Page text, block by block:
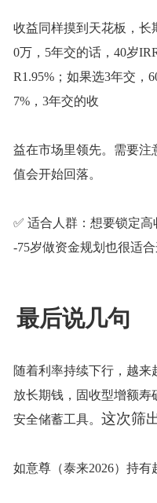
收益同样摸到天花板，长
0万，5年交的话，40岁
R1.95%；如果选3年交，
7%，3年交的收
益在市场里领先。需要注
值会开始回落。
✅ 适合人群：想要锁定
-75岁做资金规划也很适合
最后说几句
随着利率持续下行，越
放长期钱，固收型增额寿
安全储蓄工具。 这次筛
如意尊（泰来2026）持有